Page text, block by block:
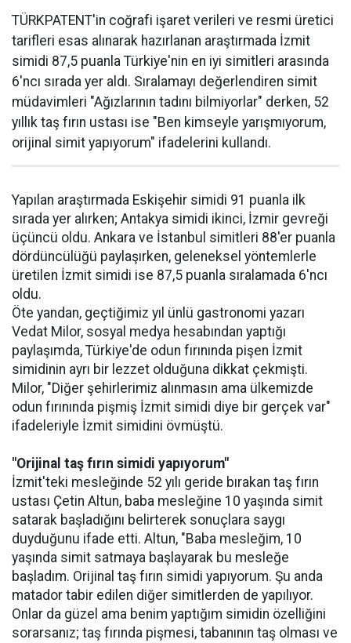
TÜRKPATENT'in coğrafi işaret verileri ve resmi üretici
tarifleri esas alınarak hazırlanan araştırmada İzmit
simidi 87,5 puanla Türkiye'nin en iyi simitleri arasında
6'ncı sırada yer aldı. Sıralamayı değerlendiren simit
müdavimleri "Ağızlarının tadını bilmiyorlar" derken, 52
yıllık taş fırın ustası ise "Ben kimseyle yarışmıyorum,
orijinal simit yapıyorum" ifadelerini kullandı.
Yapılan araştırmada Eskişehir simidi 91 puanla ilk
sırada yer alırken; Antakya simidi ikinci, İzmir gevreği
üçüncü oldu. Ankara ve İstanbul simitleri 88'er puanla
dördüncülüğü paylaşırken, geleneksel yöntemlerle
üretilen İzmit simidi ise 87,5 puanla sıralamada 6'ncı
oldu.
Öte yandan, geçtiğimiz yıl ünlü gastronomi yazarı
Vedat Milor, sosyal medya hesabından yaptığı
paylaşımda, Türkiye'de odun fırınında pişen İzmit
simidinin ayrı bir lezzet olduğuna dikkat çekmişti.
Milor, "Diğer şehirlerimiz alınmasın ama ülkemizde
odun fırınında pişmiş İzmit simidi diye bir gerçek var"
ifadeleriyle İzmit simidini övmüştü.
"Orijinal taş fırın simidi yapıyorum"
İzmit'teki mesleğinde 52 yılı geride bırakan taş fırın
ustası Çetin Altun, baba mesleğine 10 yaşında simit
satarak başladığını belirterek sonuçlara saygı
duyduğunu ifade etti. Altun, "Baba mesleğim, 10
yaşında simit satmaya başlayarak bu mesleğe
başladım. Orijinal taş fırın simidi yapıyorum. Şu anda
matador tabir edilen diğer simitlerden de yapılıyor.
Onlar da güzel ama benim yaptığım simidin özelliğini
sorarsanız; taş fırında pişmesi, tabanının taş olması ve